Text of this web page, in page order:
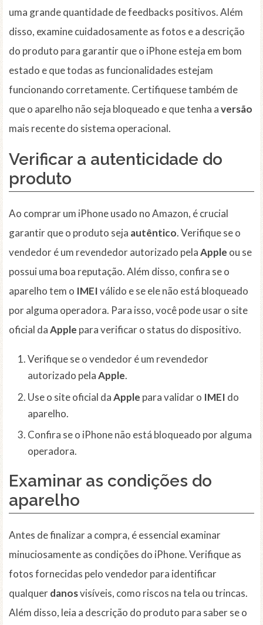
uma grande quantidade de feedbacks positivos. Além
disso, examine cuidadosamente as fotos e a descrição
do produto para garantir que o iPhone esteja em bom
estado e que todas as funcionalidades estejam
funcionando corretamente. Certifiquese também de
que o aparelho não seja bloqueado e que tenha aversão
mais recente do sistema operacional.
Verificar a autenticidade do
produto
Ao comprar um iPhone usado no Amazon, é crucial
garantir que o produto seja autêntico. Verifique se o
vendedor é um revendedor autorizado pelaApple ou se
possui uma boa reputação. Além disso, confira se o
aparelho tem o IMEIválido e se ele não está bloqueado
por alguma operadora. Para isso, você pode usar o site
oficial daApple para verificar o status do dispositivo.
Verifique se o vendedor é um revendedor
autorizado pelaApple.
Use o site oficial daApple para validar o IMEI do
aparelho.
Confira se o iPhone não está bloqueado por alguma
operadora.
Examinar as condições do
aparelho
Antes de finalizar a compra, é essencial examinar
minuciosamente as condições do iPhone. Verifique as
fotos fornecidas pelo vendedor para identificar
qualquerdanosvisíveis, como riscos na tela ou trincas.
Além disso, leia a descrição do produto para saber se o